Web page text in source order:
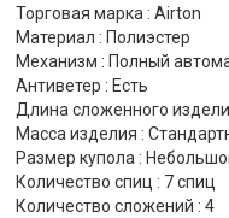
Торговая марка : Airton
Материал : Полиэстер
Механизм : Полный
Антиветер : Есть
Длина сложенного
Масса изделия :
Размер купола :
Количество спиц : 7 спиц
Количество сложений : 4